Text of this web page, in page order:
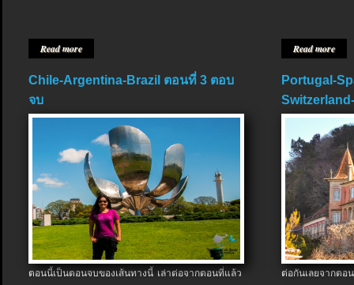
Read more Read more
Chile-Argentina-Brazil ตอนที่ 3 ตอบ
จบ
ตอนนี้เป็นตอนจบของเส้นทางนี้ เล่าต่อจากตอนที่แล้ว
Portugal-
ต่อกันเลยจากต